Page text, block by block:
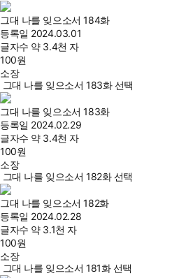
그대 나를 잊으소서 184화
등록일 2024.03.01
글자수 약 3.4천 자
100원
소장
그대 나를 잊으소서 183화 선택
그대 나를 잊으소서 183화
등록일 2024.02.29
글자수 약 3.4천 자
100원
소장
그대 나를 잊으소서 182화 선택
그대 나를 잊으소서 182화
등록일 2024.02.28
글자수 약 3.1천 자
100원
소장
그대 나를 잊으소서 181화 선택